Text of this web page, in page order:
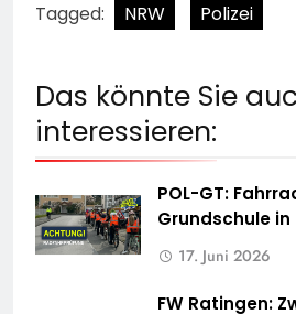
Tagged: NRW Polizei
Das könnte Sie
interessieren:
POL-GT:
Grundschule
17. Juni 2026
FW Ratingen: